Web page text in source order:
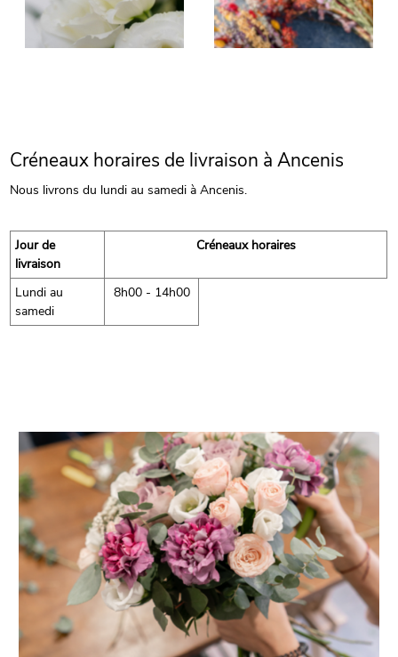
Créneaux horaires de livraison à Ancenis
Nous livrons du lundi au samedi à Ancenis.
Jour de
livraison
Créneaux horaires
Lundi au
samedi
8h00 - 14h00